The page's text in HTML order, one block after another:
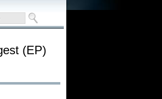
(EP)